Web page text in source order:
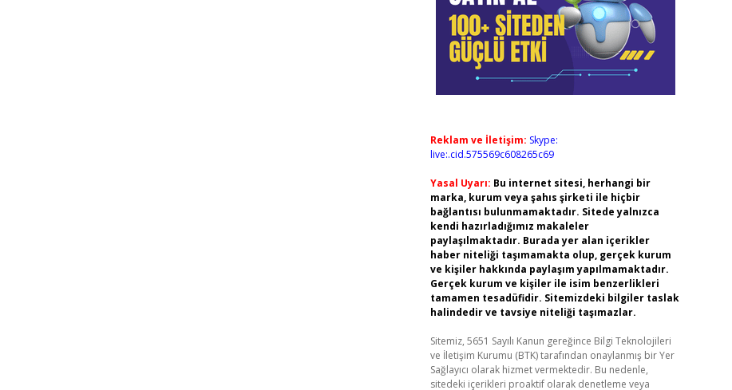
Reklam ve İletişim: Skype:
live:.cid.575569c608265c69
Yasal Uyarı: Bu internet sitesi, herhangi bir
marka, kurum veya şahıs şirketi ile hiçbir
bağlantısı bulunmamaktadır. Sitede yalnızca
kendi hazırladığımız makaleler
paylaşılmaktadır. Burada yer alan içerikler
haber niteliği taşımamakta olup, gerçek kurum
ve kişiler hakkında paylaşım yapılmamaktadır.
Gerçek kurum ve kişiler ile isim benzerlikleri
tamamen tesadüfidir. Sitemizdeki bilgiler taslak
halindedir ve tavsiye niteliği taşımazlar.
Sitemiz, 5651 Sayılı Kanun gereğince Bilgi Teknolojileri
ve İletişim Kurumu (BTK) tarafından onaylanmış bir Yer
Sağlayıcı olarak hizmet vermektedir. Bu nedenle,
sitedeki içerikleri proaktif olarak denetleme veya